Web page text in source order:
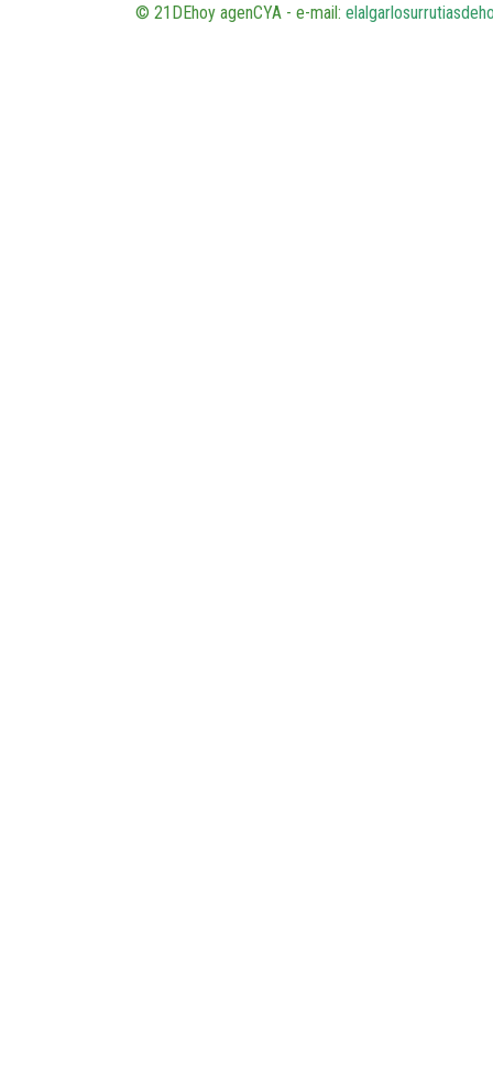
© 21DEhoy agenCYA - e-mail: